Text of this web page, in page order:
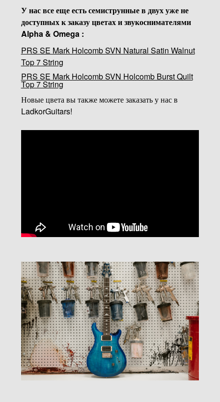
У нас все еще есть семиструнные в двух уже не
доступных к заказу цветах и звукоснимателями
Alpha & Omega :
PRS SE Mark Holcomb SVN Natural Satin Walnut
Top 7 String
PRS SE Mark Holcomb SVN Holcomb Burst Quilt
Top 7 String
Новые цвета вы также можете заказать у нас в
LadkorGuitars!